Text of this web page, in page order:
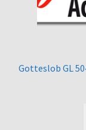
Gotteslob GL